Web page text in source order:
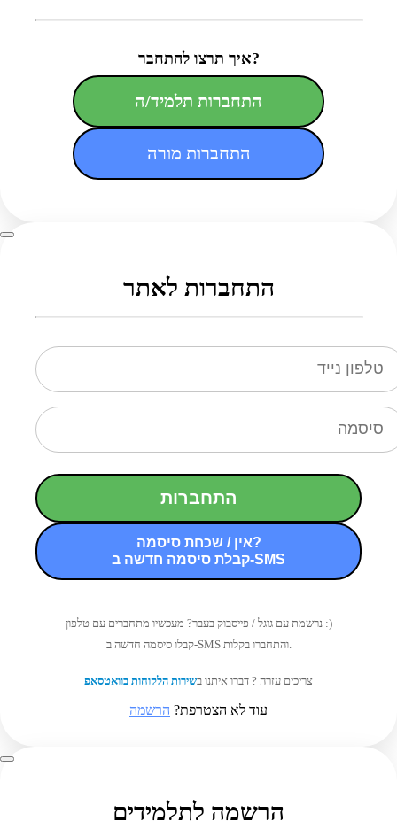
איך תרצו להתחבר?
התחברות תלמיד/ה
התחברות מורה
התחברות לאתר
התחברות
אין / שכחת סיסמה?
קבלת סיסמה חדשה ב-SMS
נרשמת עם גוגל / פייסבוק בעבר? מעכשיו מתחברים עם טלפון :)
קבלו סיסמה חדשה ב-SMS והתחברו בקלות.
צריכים עזרה ? דברו איתנו בשירות הלקוחות בוואטסאפ
עוד לא הצטרפת? הרשמה
הרשמה לתלמידים